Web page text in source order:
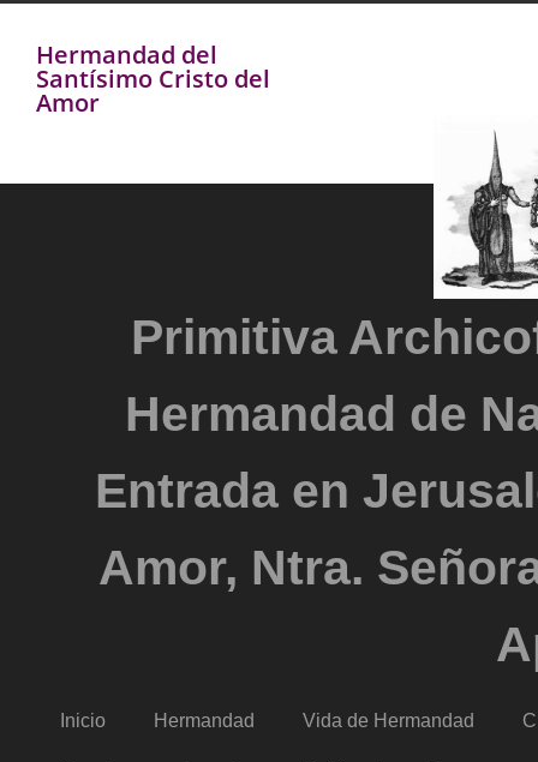
Hermandad del
Santísimo Cristo del
Amor
Primitiva
Hermandad de
Entrada en
Amor, Ntra.
Inicio Hermandad Vida de Hermandad